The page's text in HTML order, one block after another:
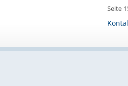
Seite